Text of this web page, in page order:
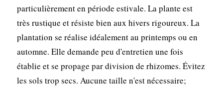
particulièrement en période estivale. La plante est
très rustique et résiste bien aux hivers rigoureux. La
plantation se réalise idéalement au printemps ou en
automne. Elle demande peu d'entretien une fois
établie et se propage par division de rhizomes. Évitez
les sols trop secs. Aucune taille n'est nécessaire;